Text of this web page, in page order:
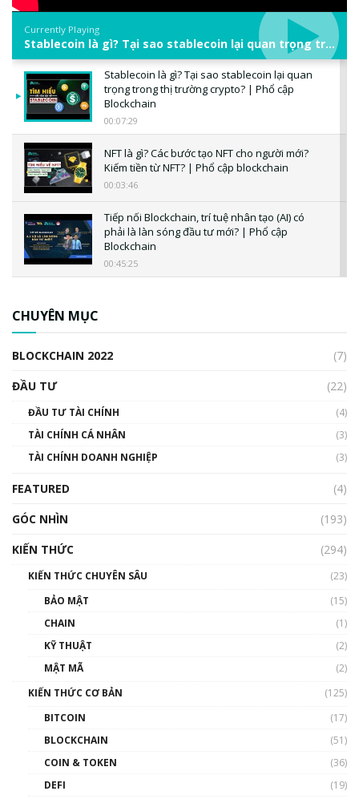
Currently Playing
Stablecoin là gì? Tại sao stablecoin lại quan trọng trong thị trường crypto? | Phổ cập Blockchain
Stablecoin là gì? Tại sao stablecoin lại quan
trọng trong thị trường crypto? | Phổ cập
Blockchain
00:07:29
NFT là gì? Các bước tạo NFT cho người mới?
Kiếm tiền từ NFT? | Phổ cập blockchain
00:03:46
Tiếp nối Blockchain, trí tuệ nhân tạo (AI) có
phải là làn sóng đầu tư mới? | Phổ cập
Blockchain
00:45:25
00:02:14
Nhìn lại năm 2022: Những sự kiện ảnh hưởng
đến hệ sinh thái tiền mã hoá | Phổ cập
00:43:47
như thể nào?
00:39:31
CHUYÊN MỤC
BLOCKCHAIN 2022
(7)
ĐẦU TƯ
(22)
ĐẦU TƯ TÀI CHÍNH
(4)
TÀI CHÍNH CÁ NHÂN
(3)
TÀI CHÍNH DOANH NGHIỆP
(3)
FEATURED
(4)
GÓC NHÌN
(193)
KIẾN THỨC
(294)
KIẾN THỨC CHUYÊN SÂU
(23)
BẢO MẬT
(15)
CHAIN
(1)
KỸ THUẬT
(2)
MẬT MÃ
(2)
KIẾN THỨC CƠ BẢN
(125)
BITCOIN
(17)
BLOCKCHAIN
(51)
COIN & TOKEN
(36)
DEFI
(19)